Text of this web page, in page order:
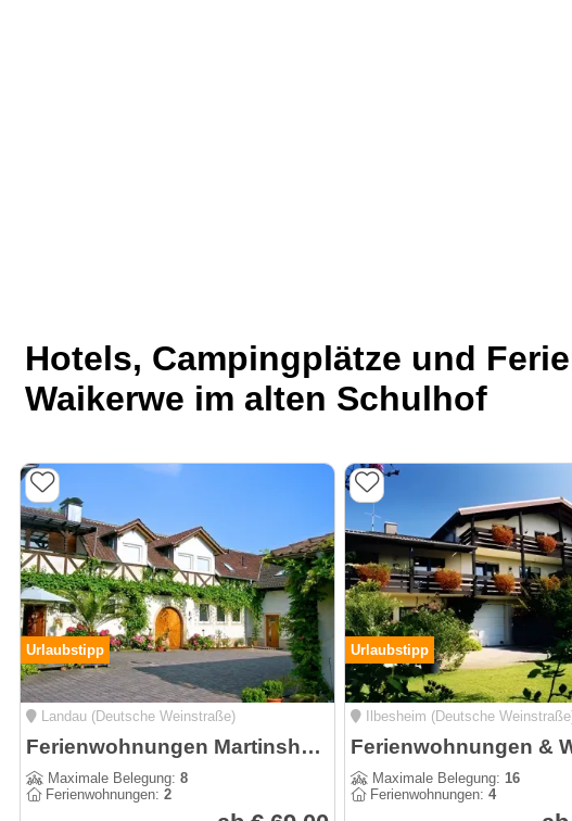
Hotels, Campingplätze und
Waikerwe im alten Schulhof
Urlaubstipp
Landau (Deutsche Weinstraße)
Ferienwohnungen Martinshof mit herrlichem Blick über die Weinberge und die Ortschaft
Maximale Belegung:8
Ferienwohnungen:2
Urlaubstipp
Ilbesheim (Deutsche
Maximale Belegung: 16
Ferienwohnungen: 4